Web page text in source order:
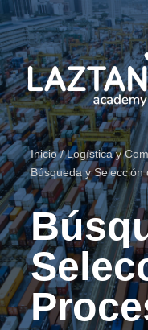
Inicio/Logística y
Búsqueda y Selección